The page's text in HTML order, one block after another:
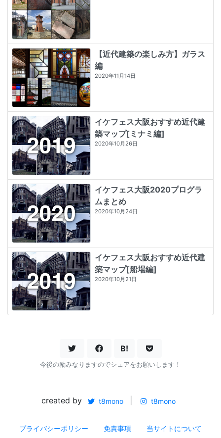
【近代建築の楽しみ方】ガラス
編
2020年11月14日
イケフェス大阪おすすめ近代建
築マップ[ミナミ編]
2020年10月26日
イケフェス大阪2020プログラ
ムまとめ
2020年10月24日
イケフェス大阪おすすめ近代建
築マップ[船場編]
2020年10月21日
B!
今後の励みなりますのでシェアをお願いします！
created by t8mono t8mono
プライバシーポリシー 免責事項 当サイトについて